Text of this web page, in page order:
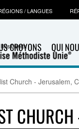
CROYONS QUI
/ LANGUES
Church - Jerusalem,